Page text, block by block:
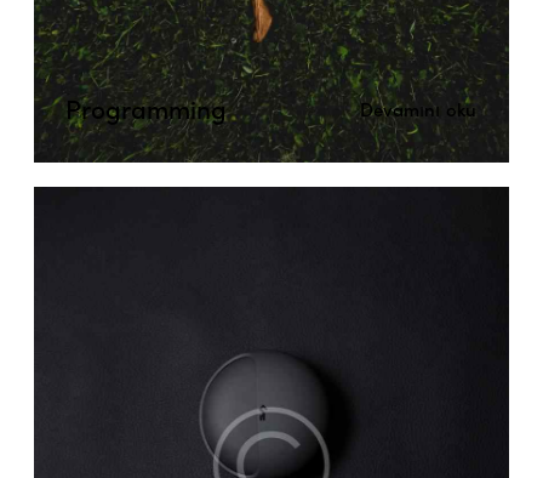
Programming Devamını oku